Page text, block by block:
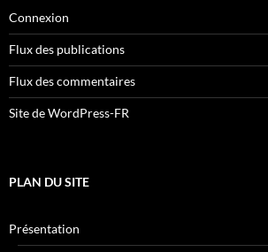
Connexion
Flux des publications
Flux des commentaires
Site de WordPress-FR
PLAN DU SITE
Présentation